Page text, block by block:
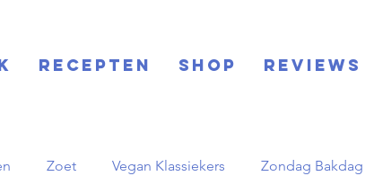
RECEPTEN SHOP REVIEWS
Zoet Vegan Klassiekers Zondag Bakdag